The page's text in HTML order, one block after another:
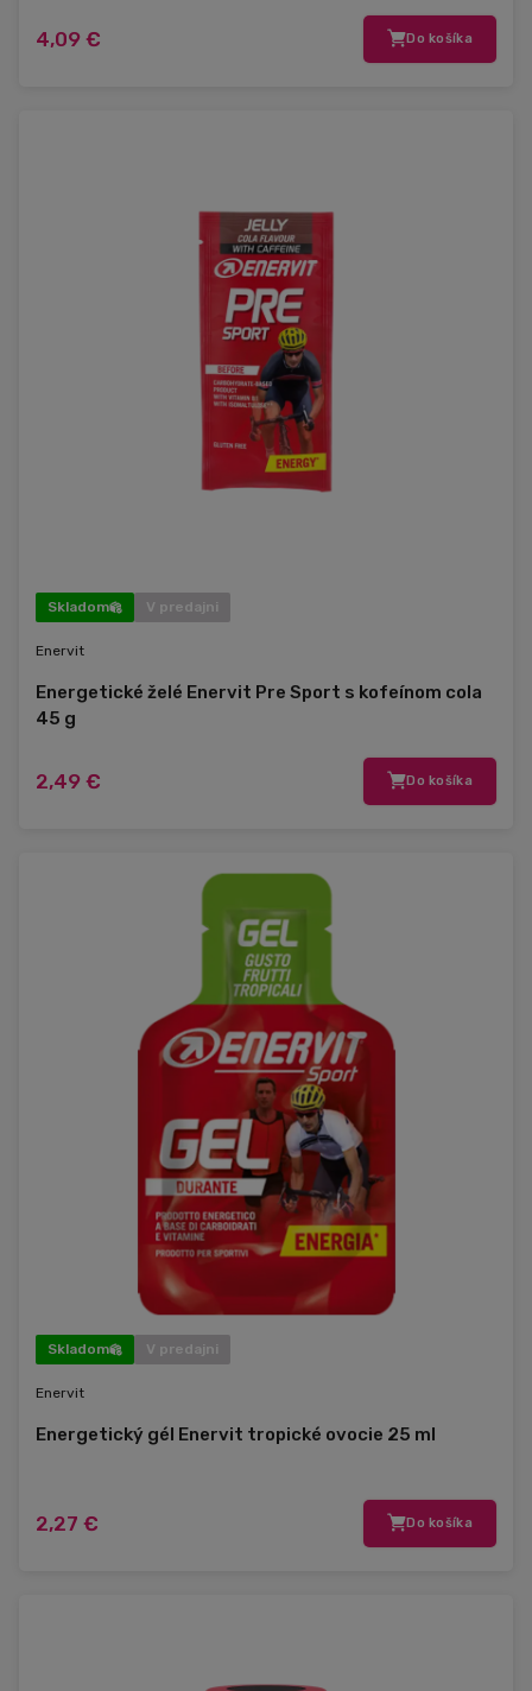
4,09 € Do košíka
Skladom V predajni
Enervit
Energetické želé Enervit Pre Sport s kofeínom cola
45 g
2,49 € Do košíka
Skladom V predajni
Enervit
Energetický gél Enervit tropické ovocie 25 ml
2,27 € Do košíka